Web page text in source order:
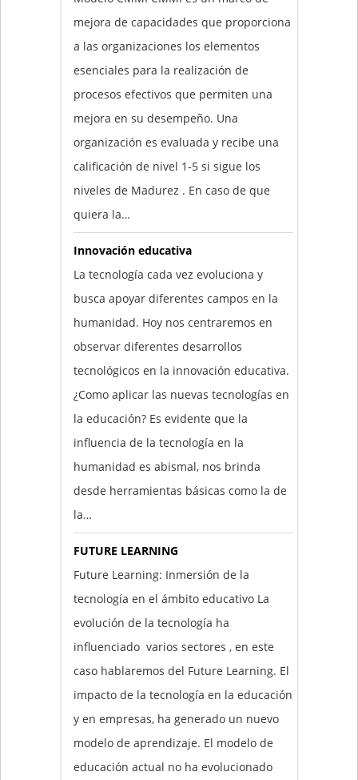
mejora de capacidades que proporciona
a las organizaciones los elementos
esenciales para la realización de
procesos efectivos que permiten una
mejora en su desempeño. Una
organización es evaluada y recibe una
calificación de nivel 1-5 si sigue los
niveles de Madurez . En caso de que
quiera la…
Innovación educativa
La tecnología cada vez evoluciona y
busca apoyar diferentes campos en la
humanidad. Hoy nos centraremos en
observar diferentes desarrollos
tecnológicos en la innovación educativa.
¿Como aplicar las nuevas tecnologías en
la educación? Es evidente que la
influencia de la tecnología en la
humanidad es abismal, nos brinda
desde herramientas básicas como la de
la…
FUTURE LEARNING
Future Learning: Inmersión de la
tecnología en el ámbito educativo La
evolución de la tecnología ha
influenciado varios sectores , en este
caso hablaremos del Future Learning. El
impacto de la tecnología en la educación
y en empresas, ha generado un nuevo
modelo de aprendizaje. El modelo de
educación actual no ha evolucionado